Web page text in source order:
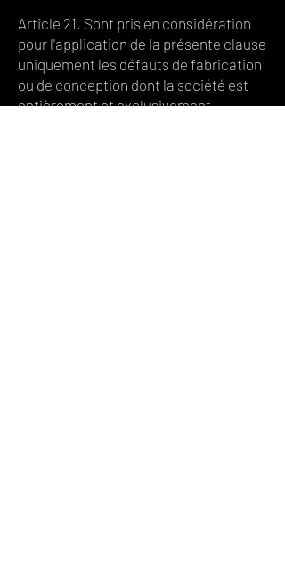
Article 21. Sont pris en considération
pour l'application de la présente clause
uniquement les défauts de fabrication
ou de conception dont la société est
entièrement et exclusivement